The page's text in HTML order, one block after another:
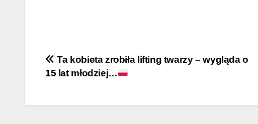
Post
navigation
Ta kobieta zrobiła lifting twarzy – wygląda o
15 lat młodziej…